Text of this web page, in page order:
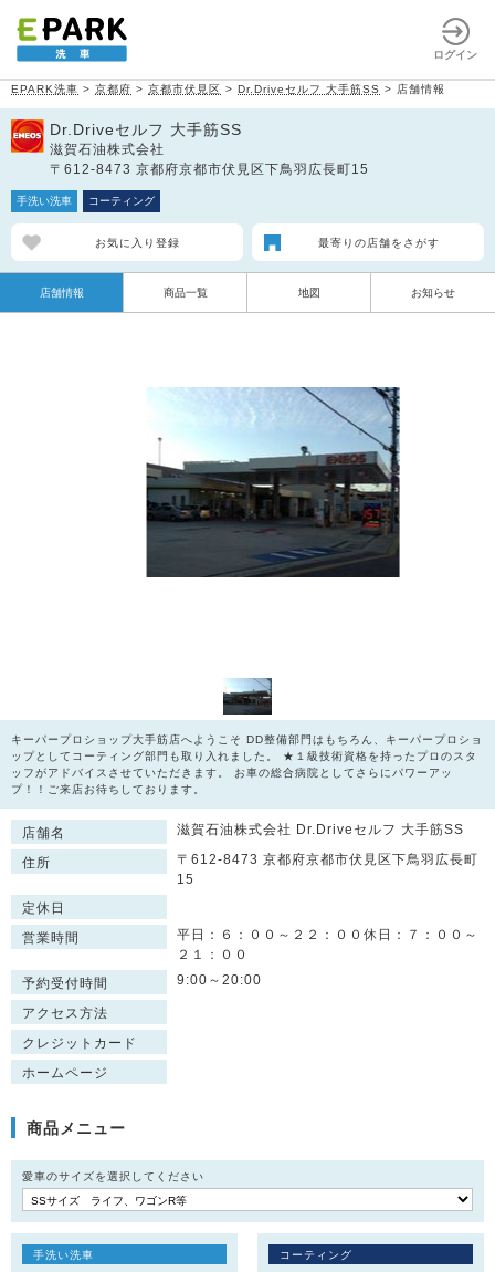
ログイン
EPARK洗車 > 京都府 > 京都市伏見区 > Dr.Driveセルフ 大手筋SS > 店舗情報
Dr.Driveセルフ 大手筋SS
滋賀石油株式会社
〒612-8473 京都府京都市伏見区下鳥羽広長町15
手洗い洗車 コーティング
お気に入り登録 最寄りの店舗をさがす
店舗情報 商品一覧 地図 お知らせ
キーパープロショップ大手筋店へようこそ DD整備部門はもちろん、キーパープロショ
ップとしてコーティング部門も取り入れました。 ★１級技術資格を持ったプロのスタ
ッフがアドバイスさせていただきます。 お車の総合病院としてさらにパワーアッ
プ！！ご来店お待ちしております。
店舗名 滋賀石油株式会社 Dr.Driveセルフ 大手筋SS
住所
〒612-8473 京都府京都市伏見区下鳥羽広長町
15
定休日
営業時間
平日：６：００～２２：００休日：７：００～
２１：００
予約受付時間
9:00～20:00
アクセス方法
クレジットカード
ホームページ
商品メニュー
愛車のサイズを選択してください
手洗い洗車 コーティング